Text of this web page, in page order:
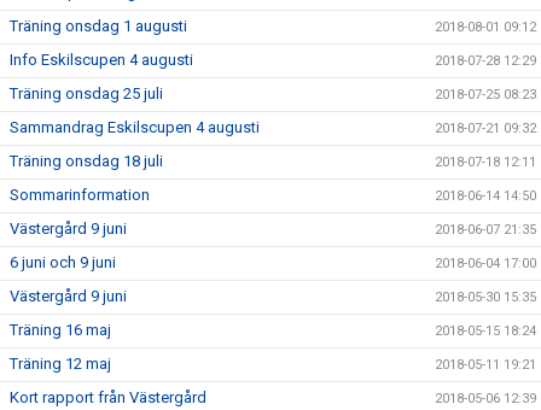
Träning onsdag 1 augusti 2018-08-01 09:12
Info Eskilscupen 4 augusti 2018-07-28 12:29
Träning onsdag 25 juli 2018-07-25 08:23
Sammandrag Eskilscupen 4 augusti 2018-07-21 09:32
Träning onsdag 18 juli 2018-07-18 12:11
Sommarinformation 2018-06-14 14:50
Västergård 9 juni 2018-06-07 21:35
6 juni och 9 juni 2018-06-04 17:00
Västergård 9 juni 2018-05-30 15:35
Träning 16 maj 2018-05-15 18:24
Träning 12 maj 2018-05-11 19:21
Kort rapport från Västergård 2018-05-06 12:39